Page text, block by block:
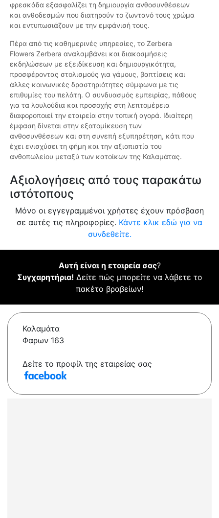
φρεσκάδα εξασφαλίζει τη δημιουργία ανθοσυνθέσεων
και ανθοδεσμών που διατηρούν το ζωντανό τους χρώμα
και εντυπωσιάζουν με την εμφάνισή τους.
Πέρα από τις καθημερινές υπηρεσίες, το Zerbera
Flowers Zerbera αναλαμβάνει και διακοσμήσεις
εκδηλώσεων με εξειδίκευση και δημιουργικότητα,
προσφέροντας στολισμούς για γάμους, βαπτίσεις και
άλλες κοινωνικές δραστηριότητες σύμφωνα με τις
επιθυμίες του πελάτη. Ο συνδυασμός εμπειρίας, πάθους
για τα λουλούδια και προσοχής στη λεπτομέρεια
διαφοροποιεί την εταιρεία στην τοπική αγορά. Ιδιαίτερη
έμφαση δίνεται στην εξατομίκευση των
ανθοσυνθέσεων και στη συνεπή εξυπηρέτηση, κάτι που
έχει ενισχύσει τη φήμη και την αξιοπιστία του
ανθοπωλείου μεταξύ των κατοίκων της Καλαμάτας.
Αξιολογήσεις από τους παρακάτω
ιστότοπους
Μόνο οι εγγεγραμμένοι χρήστες έχουν πρόσβαση
σε αυτές τις πληροφορίες. Κάντε κλικ εδώ για να
συνδεθείτε.
Αυτή είναι η εταιρεία σας?
Συγχαρητήρια! Δείτε πώς μπορείτε να λάβετε το
πακέτο βραβείων!
Καλαμάτα
Φαρων 163
Δείτε το προφίλ της εταιρείας σας